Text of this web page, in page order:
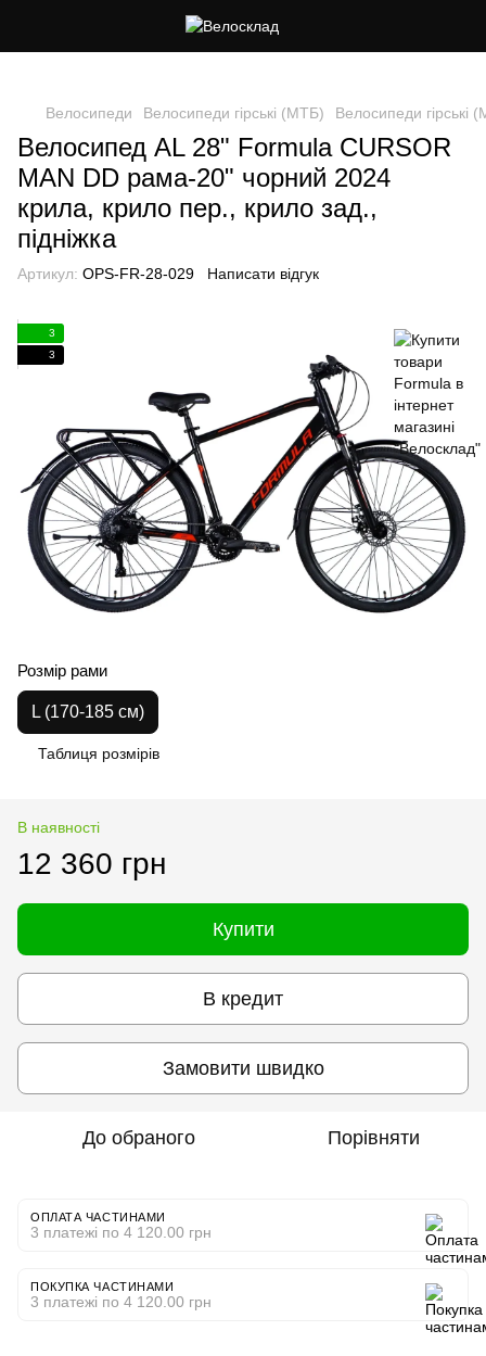
Велосипеди Велосипеди гірські (МТБ) Велосипеди гірські
Велосипед AL 28" Formula CURSOR
MAN DD рама-20" чорний 2024
крила, крило пер., крило зад.,
підніжка
Артикул: OPS-FR-28-029 Написати відгук
3
3
Розмір рами
L (170-185 см)
Таблиця розмірів
В наявності
12 360 грн
Купити
В кредит
Замовити швидко
До обраного Порівняти
ОПЛАТА ЧАСТИНАМИ
3 платежі по 4 120.00 грн
ПОКУПКА ЧАСТИНАМИ
3 платежі по 4 120.00 грн